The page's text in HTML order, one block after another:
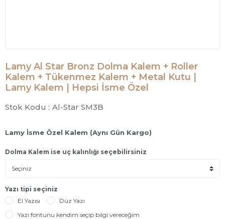
Lamy Al Star Bronz Dolma Kalem + Roller
Kalem + Tükenmez Kalem + Metal Kutu |
Lamy Kalem | Hepsi İsme Özel
Stok Kodu : Al-Star SM3B
Lamy İsme Özel Kalem (Aynı Gün Kargo)
Dolma Kalem ise uç kalınlığı seçebilirsiniz
Yazı tipi seçiniz
El Yazısı
Düz Yazı
Yazı fontunu kendim seçip bilgi vereceğim